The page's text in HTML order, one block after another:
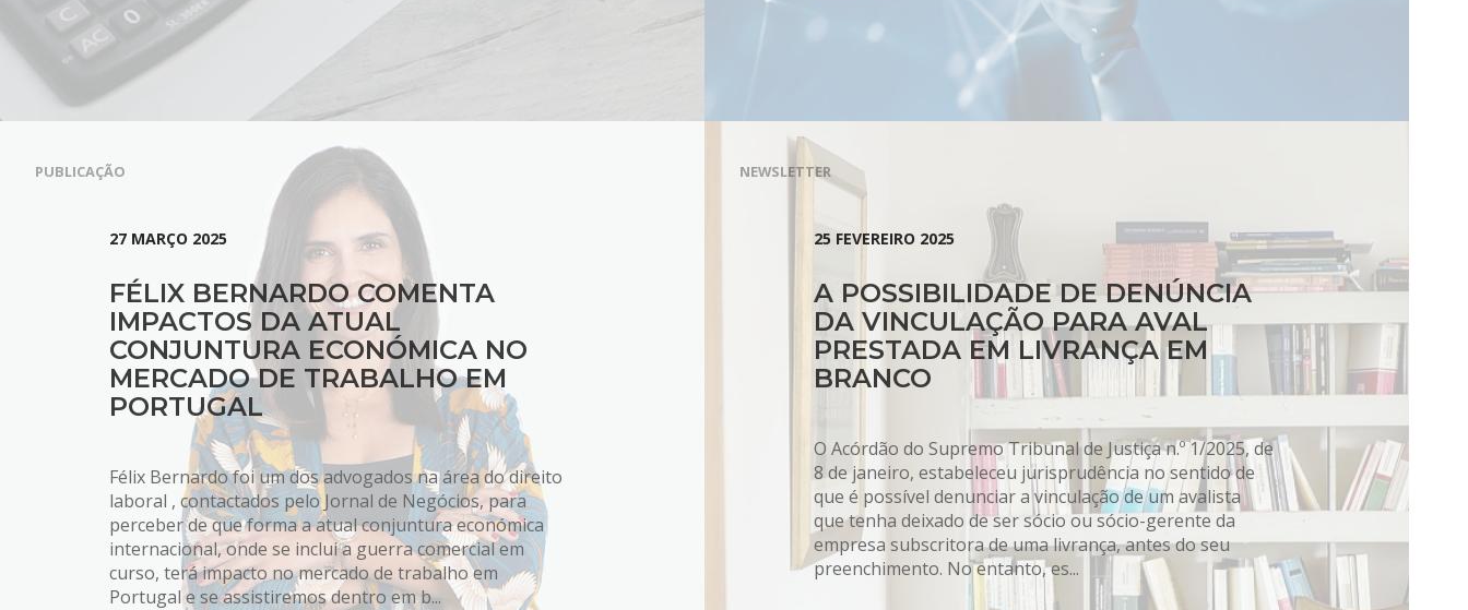
PUBLICAÇÃO
27 MARÇO 2025
FÉLIX BERNARDO COMENTA
IMPACTOS DA ATUAL
CONJUNTURA ECONÓMICA NO
MERCADO DE TRABALHO EM
PORTUGAL
Félix Bernardo foi um dos advogados na área do direito
laboral , contactados pelo Jornal de Negócios, para
perceber de que forma a atual conjuntura económica
internacional, onde se inclui a guerra comercial em
curso, terá impacto no mercado de trabalho em
Portugal e se assistiremos dentro em b...
NEWSLETTER
25 FEVEREIRO 2025
A POSSIBILIDADE DE DENÚNCIA
DA VINCULAÇÃO PARA AVAL
PRESTADA EM LIVRANÇA EM
BRANCO
O Acórdão do Supremo Tribunal de Justiça n.º 1/2025, de
8 de janeiro, estabeleceu jurisprudência no sentido de
que é possível denunciar a vinculação de um avalista
que tenha deixado de ser sócio ou sócio-gerente da
empresa subscritora de uma livrança, antes do seu
preenchimento. No entanto, es...